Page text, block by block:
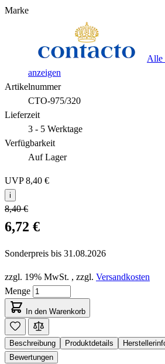
Marke
Alle
anzeigen
Artikelnummer
CTO-975/320
Lieferzeit
3 - 5 Werktage
Verfügbarkeit
Auf Lager
UVP8,40 €
i
8,40 €
6,72 €
Sonderpreis bis 31.08.2026
zzgl. 19% MwSt. , zzgl. Versandkosten
Menge
In den Warenkorb
Beschreibung Produktdetails
Bewertungen